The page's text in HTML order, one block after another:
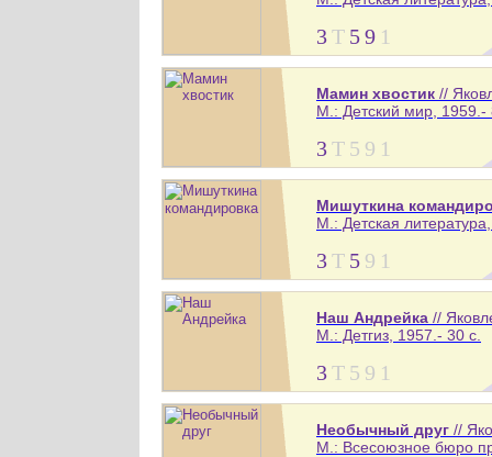
3Т 59 1
Мамин хвостик //
М.: Детский мир, 1959.-
3Т 5 9 1
Мишуткина
М.: Детская
3Т 5 9 1
Наш Андрейка //
М.: Детгиз, 1957.- 30 с.
3Т 5 9 1
Необычный друг //
М.: Всесоюзное бюро